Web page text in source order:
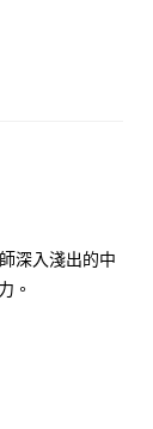
深入淺出的中
。